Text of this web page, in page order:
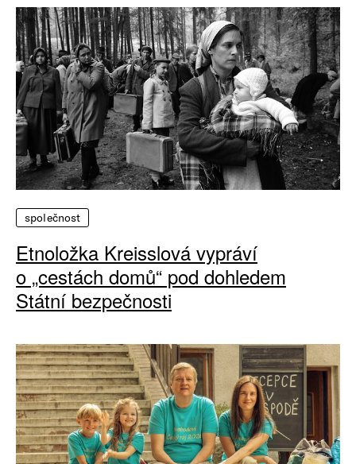
společnost
Etnoložka Kreisslová vypráví
o „cestách domů“ pod dohledem
Státní bezpečnosti